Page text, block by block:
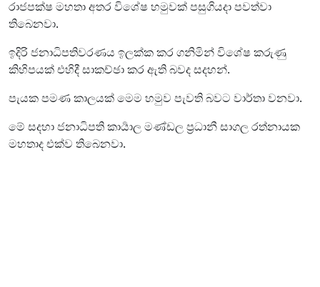
රාජපක්ෂ මහතා අතර විශේෂ හමුවක් පසුගියදා පවත්වා
තිබෙනවා.
ඉදිරි ජනාධිපතිවරණය ඉලක්ක කර ගනිමින් විශේෂ කරුණු
කිහිපයක් එහිදී සාකච්ඡා කර ඇති බවද සදහන්.
පැයක පමණ කාලයක් මෙම හමුව පැවති බවට වාර්තා වනවා.
මේ සදහා ජනාධිපති කාර්‍යාල මණ්ඩල ප්‍රධානී සාගල රත්නායක
මහතාද එක්ව තිබෙනවා.